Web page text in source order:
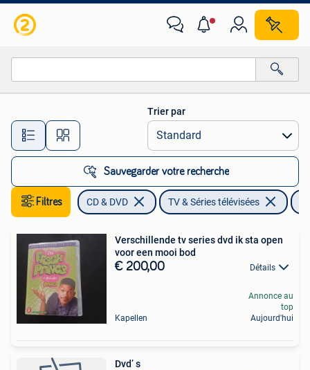
Toutes les distances…
Trier par
Sauvegarder votre recherche
Filtres CD & DVD TV & Séries télévisées
Verschillende tv series dvd ik sta open
voor een mooi bod
€ 200,00 Détails
Kapellen
Annonce au
top
Aujourd'hui
Dvd’ s